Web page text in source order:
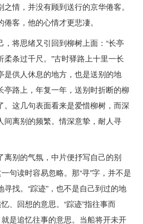
情，并没有顾到送行的京华倦客。
客，他的心情才更悲凄。
，将思绪又引回到柳树上面：“长亭
柔条过千尺。”古时驿路上十里一长
是供人休息的地方，也是送别的地
亭路上，年复一年，送别时折断的柳
。这几句表面看来是爱惜柳树，而深
间离别的频繁。情深意挚，耐人寻
离别的气氛，中片便抒写自己的别
句读时容易忽略。那“寻”字，并不是
找。“踪迹”，也不是自己到过的地
、回想的意思。“踪迹”指往事而
就是追忆往事的意思。当船将开未开